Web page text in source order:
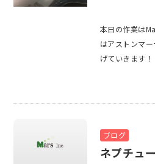
本日の作業は
はアストンマ
ブログ
ネプチュ